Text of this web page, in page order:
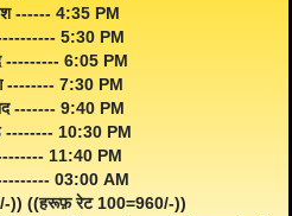
------ 4:35 PM
5:30 PM
--------- 6:05 PM
-------- 7:30 PM
------- 9:40 PM
-------- 10:30 PM
11:40 PM
03:00 AM
)) ((हरूफ़ रेट 100=960/-))